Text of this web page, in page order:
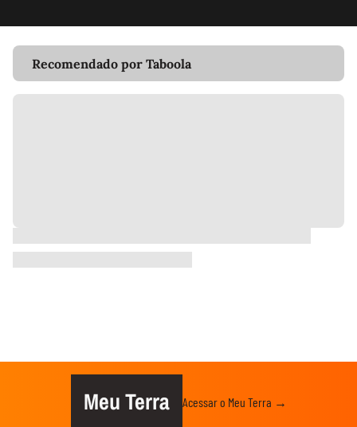
Recomendado por Taboola
Meu Terra Acessar o Meu Terra →